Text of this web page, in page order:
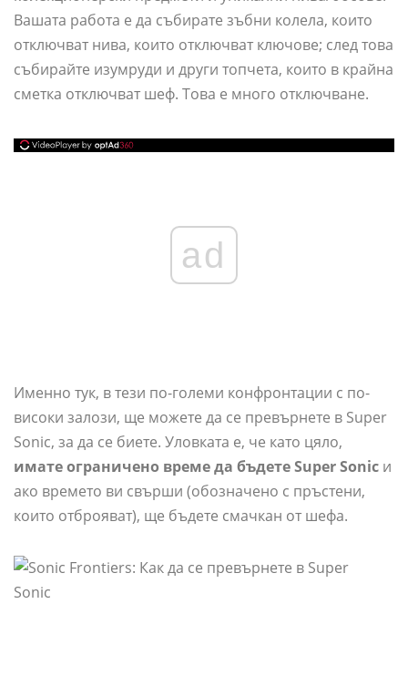
Вашата работа е да събирате зъбни колела, които
отключват нива, които отключват ключове; след това
събирайте изумруди и други топчета, които в крайна
сметка отключват шеф. Това е много отключване.
ad
Именно тук, в тези по-големи конфронтации с по-
високи залози, ще можете да се превърнете в Super
Sonic, за да се биете. Уловката е, че като цяло,
имате ограничено време да бъдете Super Sonic и
ако времето ви свърши (обозначено с пръстени,
които отброяват), ще бъдете смачкан от шефа.